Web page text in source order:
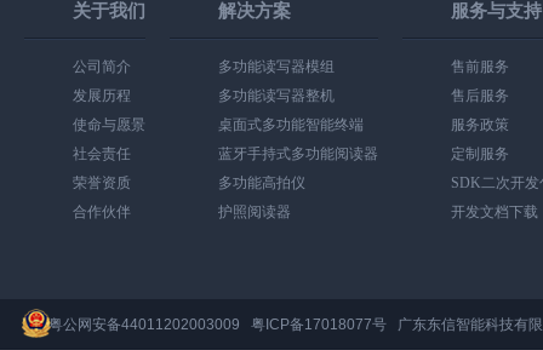
关于我们
公司简介
发展历程
使命与愿景
社会责任
荣誉资质
合作伙伴
解决方案
多功能读写器模组
多功能读写器整机
桌面式多功能智能终端
蓝牙手持式多功能阅读器
多功能高拍仪
护照阅读器
服务与支持
售前服务
售后服务
服务政策
定制服务
SDK二次开
开发文档下载
粤公网安备44011202003009 粤ICP备17018077号 广东东信智能科技有